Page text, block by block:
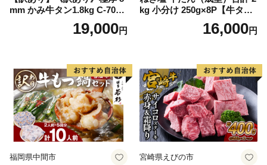
mm かみ牛タン1.8kg C-709-
19,000円
kg 小分け 250g×8P【牛タン
牛肉 焼肉用 薄切り 訳あり サ
16,000円
福岡県中間市 宮崎県えびの市